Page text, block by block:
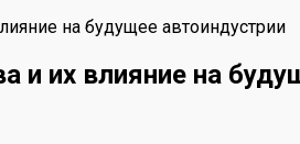
на будущее автоиндустрии
и их влияние на